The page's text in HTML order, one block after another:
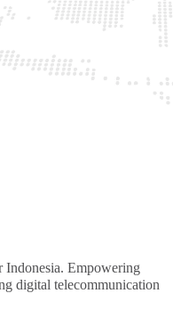
Indonesia. Empowering
digital telecommunication